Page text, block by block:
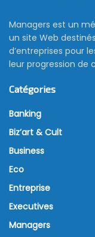
Managers est un
un site Web
d’entreprises pour
leur progression de
Catégories
Banking
Biz’art & Cult
Business
Eco
Entreprise
Executives
Managers